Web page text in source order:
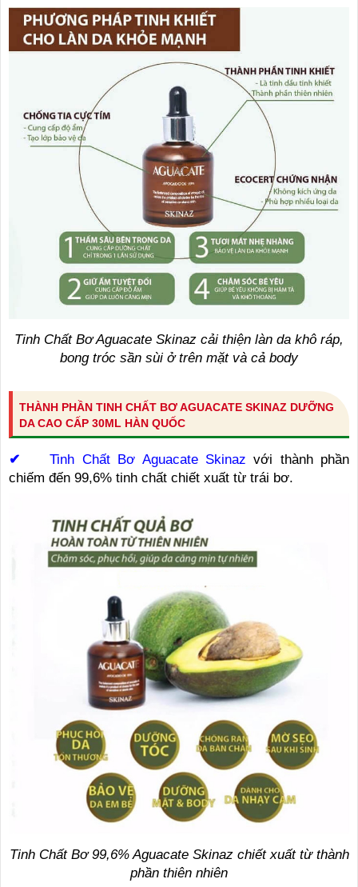
Tinh Chất Bơ Aguacate Skinaz cải thiện làn da khô ráp,
bong tróc sần sùi ở trên mặt và cả body
THÀNH PHẦN TINH CHẤT BƠ AGUACATE SKINAZ DƯỠNG
DA CAO CẤP 30ML HÀN QUỐC
✔ Tinh Chất Bơ Aguacate Skinaz với thành phần
chiếm đến 99,6% tinh chất chiết xuất từ trái bơ.
Tinh Chất Bơ 99,6% Aguacate Skinaz chiết xuất từ thành
phần thiên nhiên